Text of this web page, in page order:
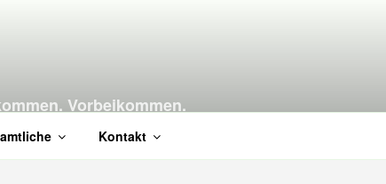
Vorbeikommen.
Kontakt